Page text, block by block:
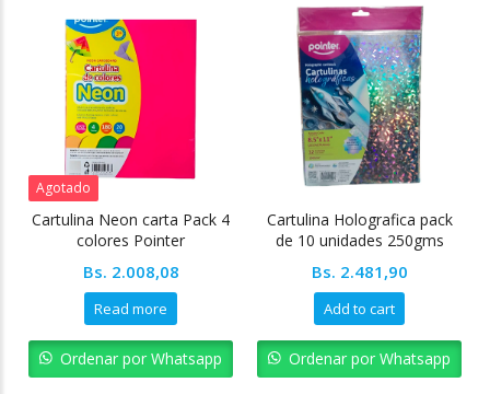
Agotado
Cartulina Neon carta Pack 4
colores Pointer
Bs. 2.008,08
Read more
Ordenar por Whatsapp
Cartulina Holografica pack
de 10 unidades 250gms
Bs. 2.481,90
Add to cart
Ordenar por Whatsapp